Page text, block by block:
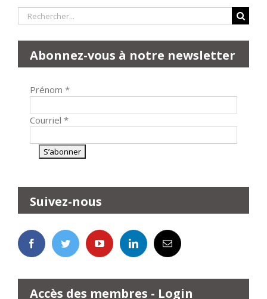
Rechercher:
Abonnez-vous à notre newsletter
Prénom *
Courriel *
Suivez-nous
Accès des membres - Login